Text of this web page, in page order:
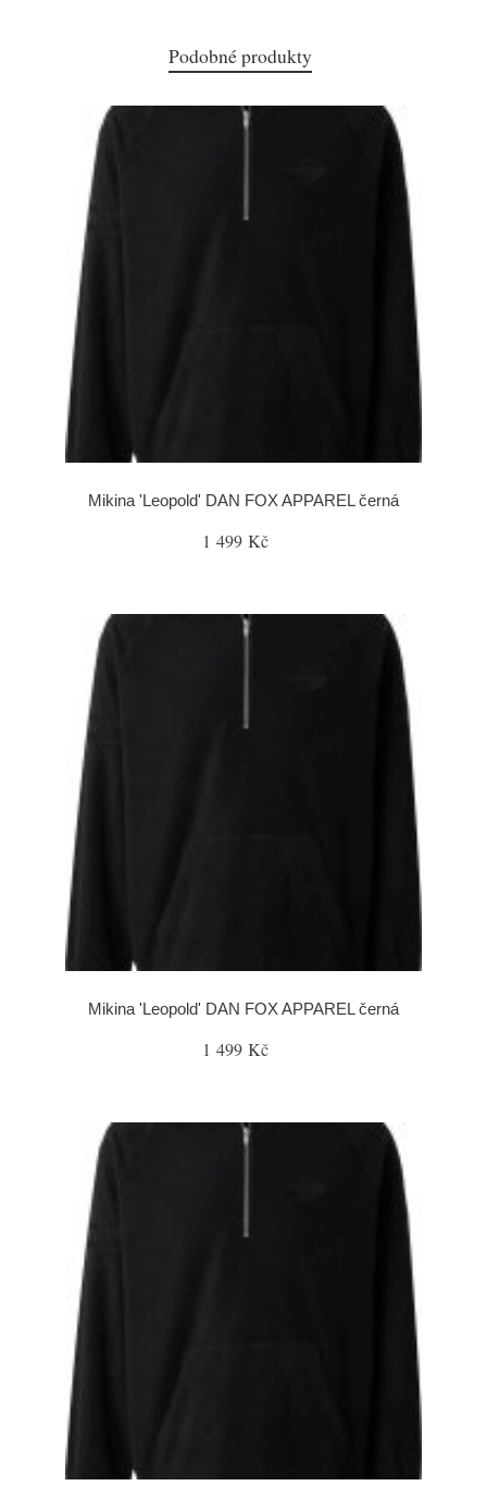
Podobné produkty
Mikina 'Leopold' DAN FOX APPAREL černá
1 499 Kč
Mikina 'Leopold' DAN FOX APPAREL černá
1 499 Kč